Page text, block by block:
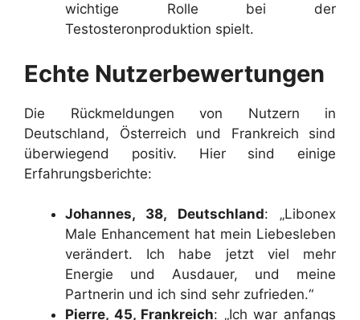
wichtige Rolle bei der
Testosteronproduktion spielt.
Echte Nutzerbewertungen
Die Rückmeldungen von Nutzern in
Deutschland, Österreich und Frankreich sind
überwiegend positiv. Hier sind einige
Erfahrungsberichte:
Johannes, 38, Deutschland: „Libonex
Male Enhancement hat mein Liebesleben
verändert. Ich habe jetzt viel mehr
Energie und Ausdauer, und meine
Partnerin und ich sind sehr zufrieden.“
Pierre, 45, Frankreich: „Ich war anfangs